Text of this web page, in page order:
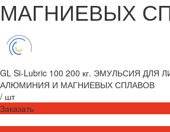
МАГНИЕВЫХ
GL Si-Lubric 100 200 кг. ЭМУЛЬСИЯ ДЛЯ
АЛЮМИНИЯ И МАГНИЕВЫХ СПЛАВОВ
/ шт
Заказать